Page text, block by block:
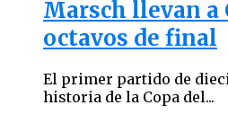
Marsch llevan a
octavos de final
El primer partido de
historia de la Copa del...